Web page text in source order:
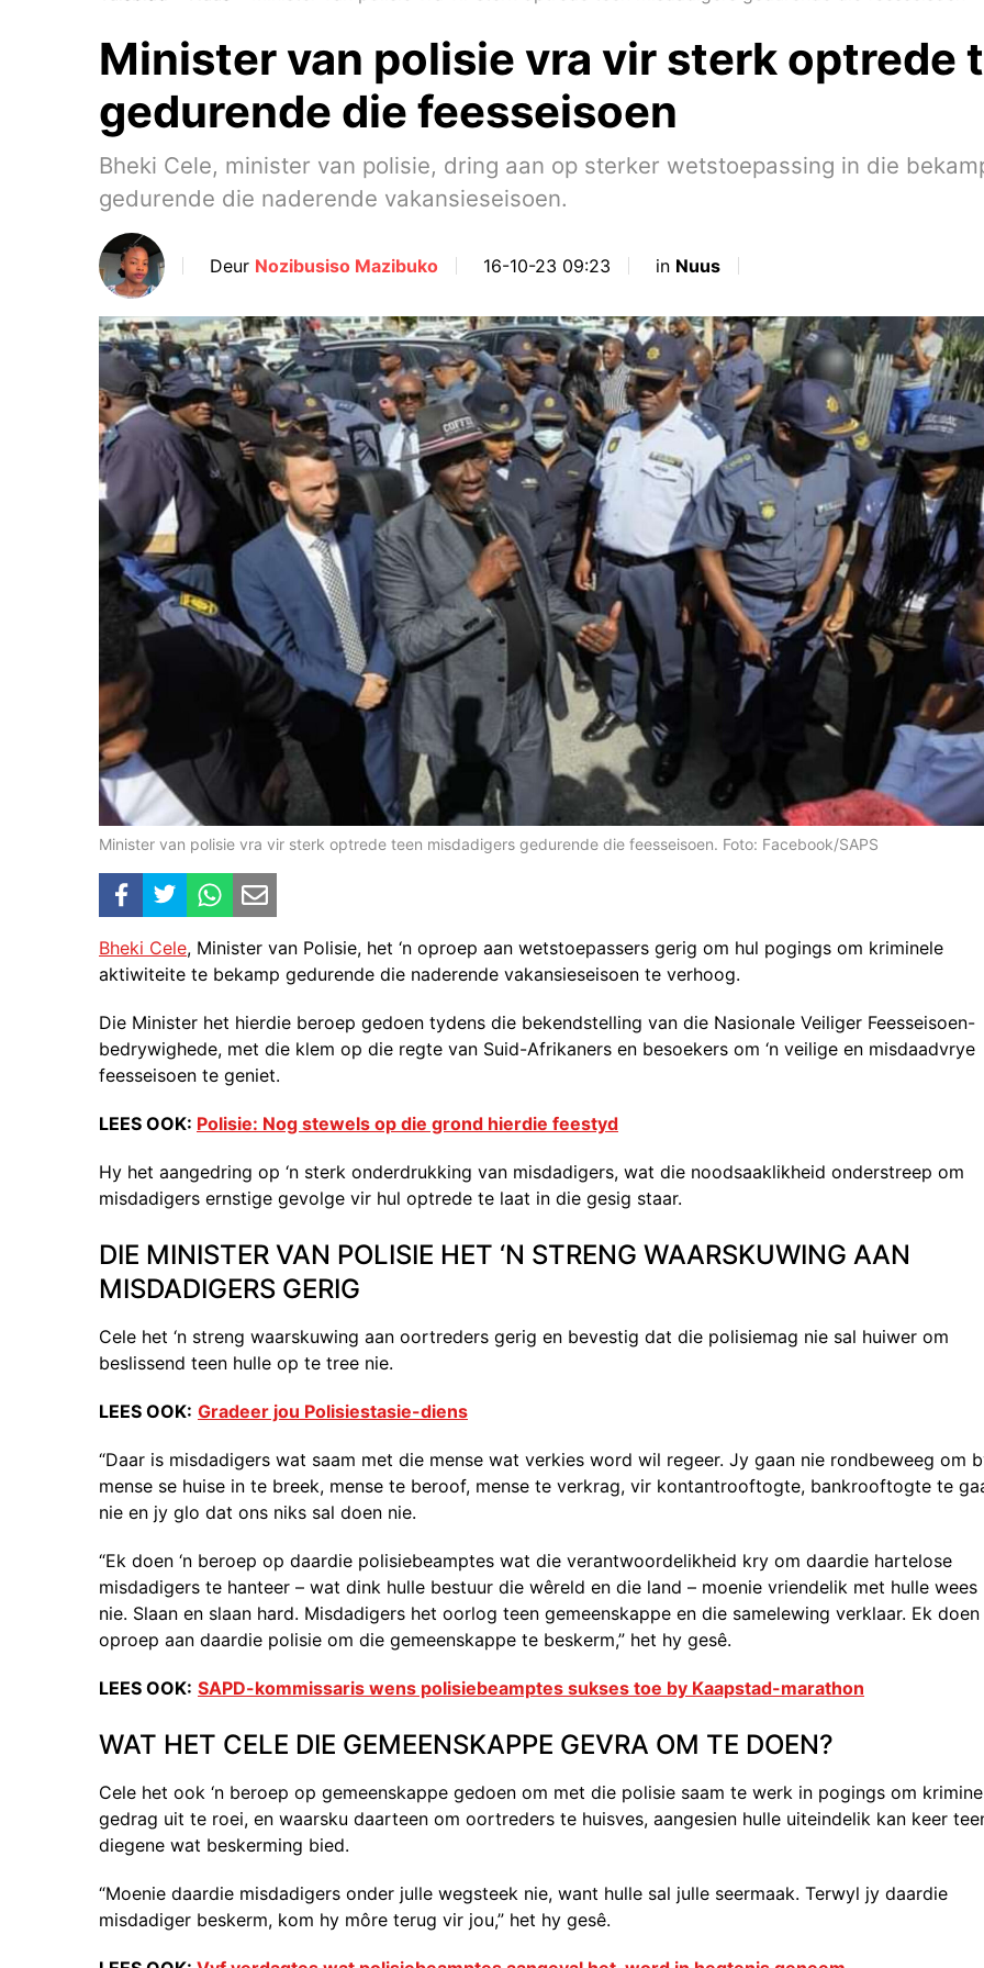
Minister van polisie vra vir sterk optrede
gedurende die feesseisoen
Bheki Cele, minister van polisie, dring aan op sterker wetstoepassing in die
gedurende die naderende vakansieseisoen.
Deur Nozibusiso Mazibuko 16-10-23 09:23 in Nuus
Minister van polisie vra vir sterk optrede teen misdadigers gedurende die feesseisoen. Foto: Facebook/SAPS
Bheki Cele, Minister van Polisie, het ‘n oproep aan wetstoepassers gerig om hul pogings om kriminele
aktiwiteite te bekamp gedurende die naderende vakansieseisoen te verhoog.
Die Minister het hierdie beroep gedoen tydens die bekendstelling van die Nasionale Veiliger Feesseisoen-
bedrywighede, met die klem op die regte van Suid-Afrikaners en besoekers om ‘n veilige en misdaadvrye
feesseisoen te geniet.
LEES OOK: Polisie: Nog stewels op die grond hierdie feestyd
Hy het aangedring op ‘n sterk onderdrukking van misdadigers, wat die noodsaaklikheid onderstreep om
misdadigers ernstige gevolge vir hul optrede te laat in die gesig staar.
DIE MINISTER VAN POLISIE HET ‘N STRENG WAARSKUWING AAN
MISDADIGERS GERIG
Cele het ‘n streng waarskuwing aan oortreders gerig en bevestig dat die polisiemag nie sal huiwer om
beslissend teen hulle op te tree nie.
LEES OOK: Gradeer jou Polisiestasie-diens
“Daar is misdadigers wat saam met die mense wat verkies word wil regeer. Jy gaan nie rondbeweeg om
mense se huise in te breek, mense te beroof, mense te verkrag, vir kontantrooftogte, bankrooftogte te
nie en jy glo dat ons niks sal doen nie.
“Ek doen ‘n beroep op daardie polisiebeamptes wat die verantwoordelikheid kry om daardie hartelose
misdadigers te hanteer – wat dink hulle bestuur die wêreld en die land – moenie vriendelik met hulle wees
nie. Slaan en slaan hard. Misdadigers het oorlog teen gemeenskappe en die samelewing verklaar. Ek doen
oproep aan daardie polisie om die gemeenskappe te beskerm,” het hy gesê.
LEES OOK: SAPD-kommissaris wens polisiebeamptes sukses toe by Kaapstad-marathon
WAT HET CELE DIE GEMEENSKAPPE GEVRA OM TE DOEN?
Cele het ook ‘n beroep op gemeenskappe gedoen om met die polisie saam te werk in pogings om
gedrag uit te roei, en waarsku daarteen om oortreders te huisves, aangesien hulle uiteindelik kan keer
diegene wat beskerming bied.
“Moenie daardie misdadigers onder julle wegsteek nie, want hulle sal julle seermaak. Terwyl jy daardie
misdadiger beskerm, kom hy môre terug vir jou,” het hy gesê.